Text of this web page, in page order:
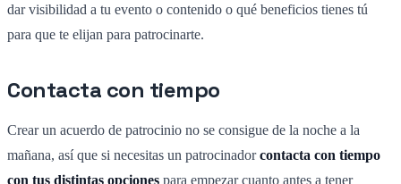
dar visibilidad a tu evento o contenido o qué beneficios tienes tú
para que te elijan para patrocinarte.
Contacta con tiempo
Crear un acuerdo de patrocinio no se consigue de la noche a la
mañana, así que si necesitas un patrocinadorcontacta con tiempo
con tus distintas opciones para empezar cuanto antes a tener